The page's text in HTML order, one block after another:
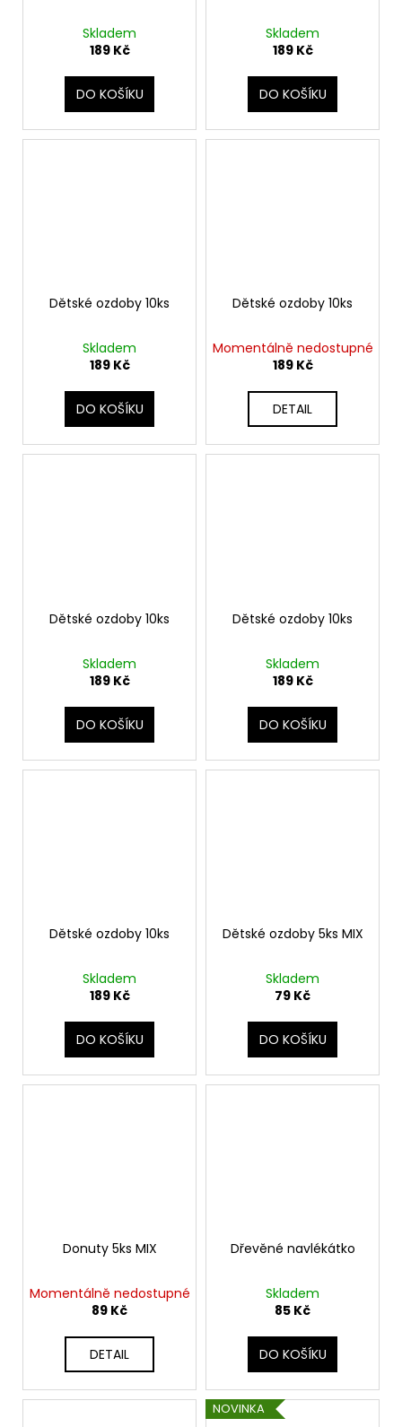
Skladem
189 Kč
DO KOŠÍKU
Skladem
189 Kč
DO KOŠÍKU
Dětské ozdoby 10ks
Skladem
189 Kč
DO KOŠÍKU
Dětské ozdoby 10ks
Momentálně nedostupné
189 Kč
DETAIL
Dětské ozdoby 10ks
Skladem
189 Kč
DO KOŠÍKU
Dětské ozdoby 10ks
Skladem
189 Kč
DO KOŠÍKU
Dětské ozdoby 10ks
Skladem
189 Kč
DO KOŠÍKU
Dětské ozdoby 5ks MIX
Skladem
79 Kč
DO KOŠÍKU
Donuty 5ks MIX
Momentálně nedostupné
89 Kč
DETAIL
Dřevěné navlékátko
Skladem
85 Kč
DO KOŠÍKU
NOVINKA